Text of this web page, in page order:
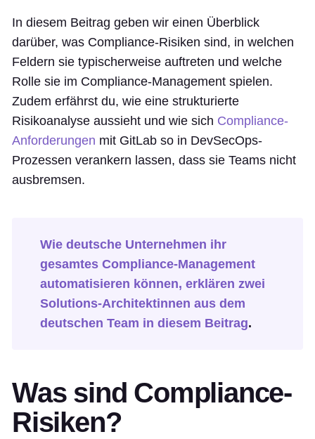
In diesem Beitrag geben wir einen Überblick
darüber, was Compliance-Risiken sind, in welchen
Feldern sie typischerweise auftreten und welche
Rolle sie im Compliance-Management spielen.
Zudem erfährst du, wie eine strukturierte
Risikoanalyse aussieht und wie sich Compliance-
Anforderungen mit GitLab so in DevSecOps-
Prozessen verankern lassen, dass sie Teams nicht
ausbremsen.
Wie deutsche Unternehmen ihr
gesamtes Compliance-Management
automatisieren können, erklären zwei
Solutions-Architektinnen aus dem
deutschen Team in diesem Beitrag.
Was sind Compliance-
Risiken?